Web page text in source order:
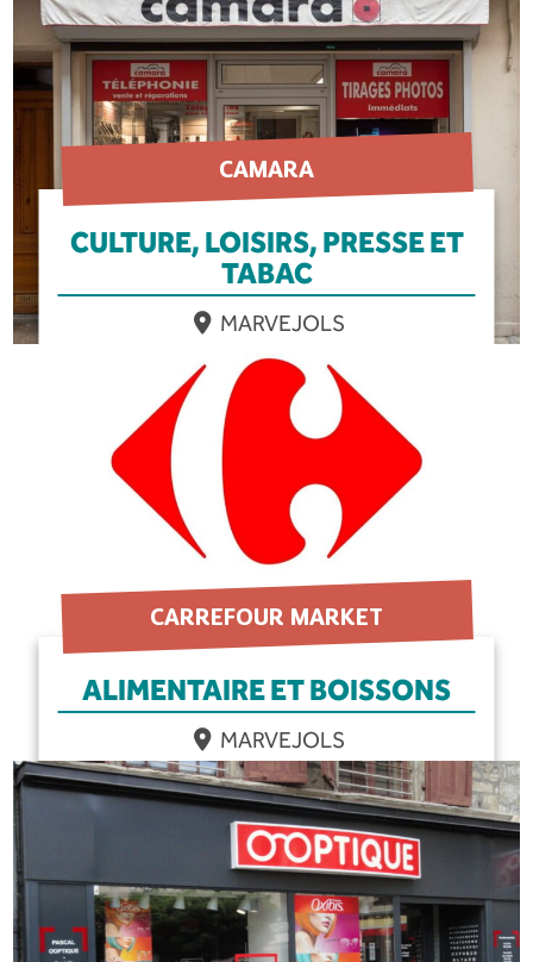
CAMARA
CULTURE, LOISIRS, PRESSE ET
TABAC
MARVEJOLS
EN SAVOIR PLUS
CARREFOUR MARKET
ALIMENTAIRE ET BOISSONS
MARVEJOLS
EN SAVOIR PLUS